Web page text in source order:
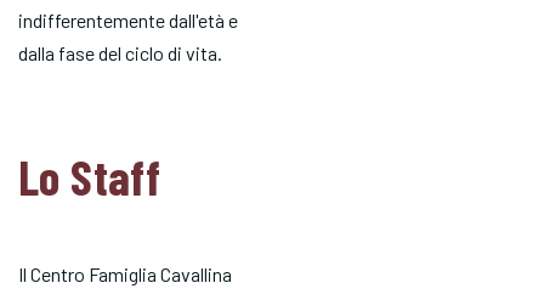
indifferentemente dall'età e
dalla fase del ciclo di vita.
Lo Staff
Il Centro Famiglia Cavallina